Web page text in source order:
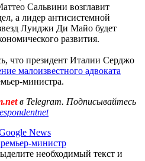
Сальвини возглавит
а лидер антисистемной
Луиджи Ди Майо будет
развития.
что президент Италии Серджо
малоизвестного адвоката
министра.
в Telegram. Подписывайтесь
News
министр
необходимый текст и